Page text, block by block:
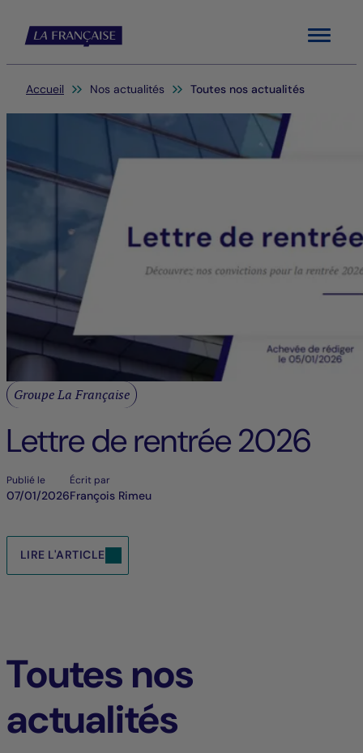
Menu
Vous êtes ici:
Accueil Nos actualités Toutes nos actualités
Groupe La Française
Lettre de rentrée 2026
Publié le
07/01/2026
Écrit par
François Rimeu
LIRE L'ARTICLE
Toutes nos
actualités